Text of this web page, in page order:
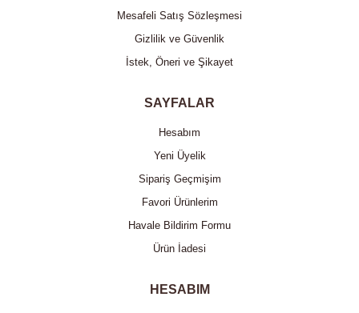
Mesafeli Satış Sözleşmesi
Gizlilik ve Güvenlik
İstek, Öneri ve Şikayet
SAYFALAR
Hesabım
Yeni Üyelik
Sipariş Geçmişim
Favori Ürünlerim
Havale Bildirim Formu
Ürün İadesi
HESABIM